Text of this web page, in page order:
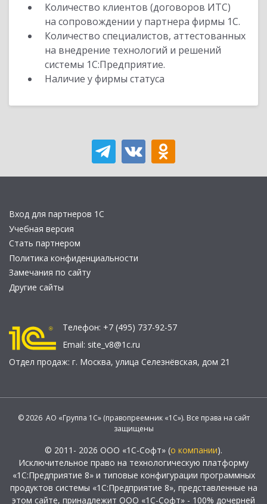
Количество клиентов (договоров ИТС)
на сопровождении у партнера фирмы 1С.
Количество специалистов, аттестованных
на внедрение технологий и решений
системы 1С:Предприятие.
Наличие у фирмы статуса
Вход для партнеров 1С
Учебная версия
Стать партнером
Политика конфиденциальности
Замечания по сайту
Другие сайты
Телефон: +7 (495) 737-92-57
Email: site_v8@1c.ru
Отдел продаж: г. Москва, улица Селезнёвская, дом 21
© 2026 АО «Группа 1С» (правопреемник «1С»). Все права на сайт
защищены
© 2011- 2026 ООО «1С-Софт» (о компании).
Исключительное право на технологическую платформу
«1С:Предприятие 8» и типовые конфигурации программных
продуктов системы «1С:Предприятие 8», представленные на
этом сайте, принадлежит ООО «1С-Софт» - 100% дочерней